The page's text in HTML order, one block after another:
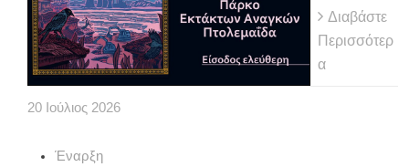
Διαβάστε
Περισσότερ
α
20 Ιούλιος 2026
Έναρξη